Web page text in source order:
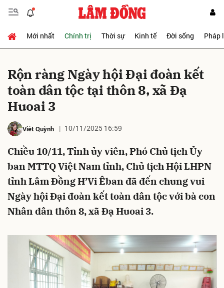
Mới nhất Chính trị Thời sự Kinh tế Đời sống Pháp
Rộn ràng Ngày hội Đại đoàn kết
toàn dân tộc tại thôn 8, xã Đạ
Huoai 3
Việt Quỳnh 10/11/2025 16:59
Chiều 10/11, Tỉnh ủy viên, Phó Chủ tịch Ủy
ban MTTQ Việt Nam tỉnh, Chủ tịch Hội LHPN
tỉnh Lâm Đồng H’Vi Êban đã đến chung vui
Ngày hội Đại đoàn kết toàn dân tộc với bà con
Nhân dân thôn 8, xã Đạ Huoai 3.
Gửi bình luận
Hủy Gửi